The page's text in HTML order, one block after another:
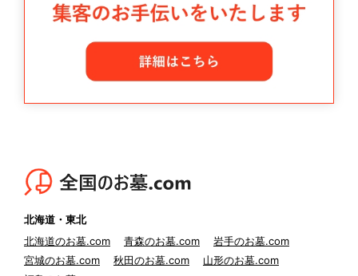
北海道・東北
北海道のお墓.com
青森のお墓.com
岩手のお墓.com
宮城のお墓.com
秋田のお墓.com
山形のお墓.com